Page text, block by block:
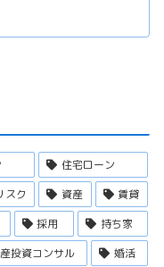
住宅ローン
スク 資産
賃貸
採用
持ち家
投資コンサル
婚活